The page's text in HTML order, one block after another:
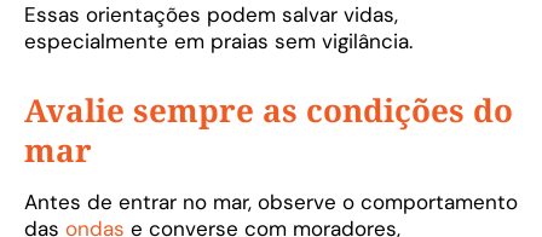
Essas orientações podem salvar vidas,
especialmente em praias sem vigilância.
Avalie sempre as condições do
mar
Antes de entrar no mar, observe o comportamento
das ondas e converse com moradores,